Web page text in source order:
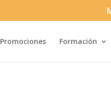
Promociones Formación
Búsqueda
productos